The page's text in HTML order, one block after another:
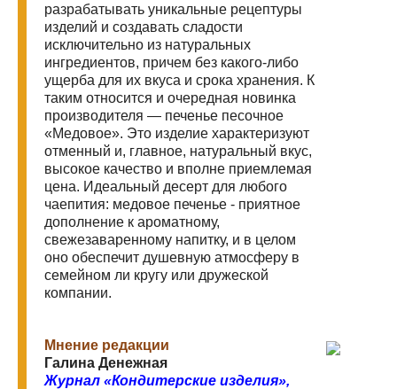
разрабатывать уникальные рецептуры
изделий и создавать сладости
исключительно из натуральных
ингредиентов, причем без какого-либо
ущерба для их вкуса и срока хранения. К
таким относится и очередная новинка
производителя — печенье песочное
«Медовое». Это изделие характеризуют
отменный и, главное, натуральный вкус,
высокое качество и вполне приемлемая
цена. Идеальный десерт для любого
чаепития: медовое печенье - приятное
дополнение к ароматному,
свежезаваренному напитку, и в целом
оно обеспечит душевную атмосферу в
семейном ли кругу или дружеской
компании.
Мнение редакции
Галина Денежная
Журнал «Кондитерские изделия»,